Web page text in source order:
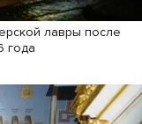
лавры после
года